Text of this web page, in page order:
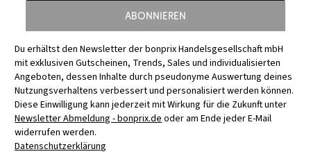
Abonnieren
Du erhältst den Newsletter der bonprix Handelsgesellschaft mbH
mit exklusiven Gutscheinen, Trends, Sales und individualisierten
Angeboten, dessen Inhalte durch pseudonyme Auswertung deines
Nutzungsverhaltens verbessert und personalisiert werden können.
Diese Einwilligung kann jederzeit mit Wirkung für die Zukunft unter
Newsletter Abmeldung - bonprix.deoder am Ende jeder E-Mail
widerrufen werden.
Datenschutzerklärung